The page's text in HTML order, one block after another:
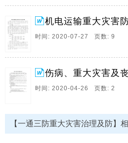
的相应解决措施,煤矿瓦斯监控
感器由瓦。
12、端头漏顶事故总结及防范措
（一）工作面基本参数及状况
标高 2404巷（m） +1147.4 头
采位（m） 488.2 5404巷（m）
（m） +2.7 8404工。
天气，各种驾驶人思想动态，提
是安全管理工作变被动为主动
机电运输重大灾害
时间: 2020-07-27 页数: 9
伤病、重大灾害及
时间: 2020-04-26 页数: 2
【一通三防重大灾害治理及防】